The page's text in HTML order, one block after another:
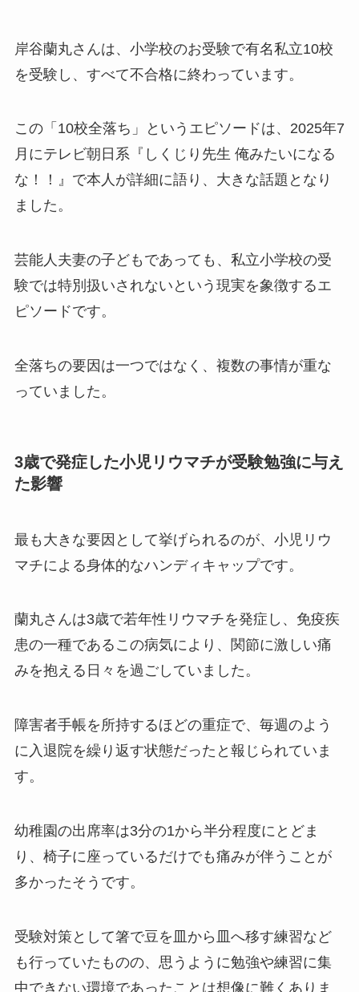
岸谷蘭丸さんは、小学校のお受験で有名私立10校
を受験し、すべて不合格に終わっています。
この「10校全落ち」というエピソードは、2025年7
月にテレビ朝日系『しくじり先生 俺みたいになる
な！！』で本人が詳細に語り、大きな話題となり
ました。
芸能人夫妻の子どもであっても、私立小学校の受
験では特別扱いされないという現実を象徴するエ
ピソードです。
全落ちの要因は一つではなく、複数の事情が重な
っていました。
3歳で発症した小児リウマチが受験勉強に与え
た影響
最も大きな要因として挙げられるのが、小児リウ
マチによる身体的なハンディキャップです。
蘭丸さんは3歳で若年性リウマチを発症し、免疫疾
患の一種であるこの病気により、関節に激しい痛
みを抱える日々を過ごしていました。
障害者手帳を所持するほどの重症で、毎週のよう
に入退院を繰り返す状態だったと報じられていま
す。
幼稚園の出席率は3分の1から半分程度にとどま
り、椅子に座っているだけでも痛みが伴うことが
多かったそうです。
受験対策として箸で豆を皿から皿へ移す練習など
も行っていたものの、思うように勉強や練習に集
中できない環境であったことは想像に難くありま